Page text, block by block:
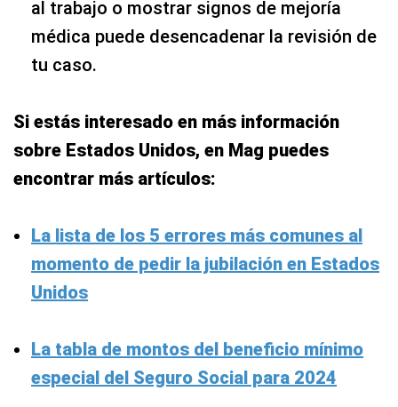
al trabajo o mostrar signos de mejoría
médica puede desencadenar la revisión de
tu caso.
Si estás interesado en más información
sobre Estados Unidos, en Mag puedes
encontrar más artículos:
La lista de los 5 errores más comunes al
momento de pedir la jubilación en Estados
Unidos
La tabla de montos del beneficio mínimo
especial del Seguro Social para 2024